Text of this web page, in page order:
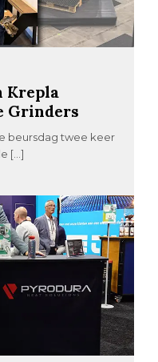
Krepla
Grinders
beursdag twee keer
[…]